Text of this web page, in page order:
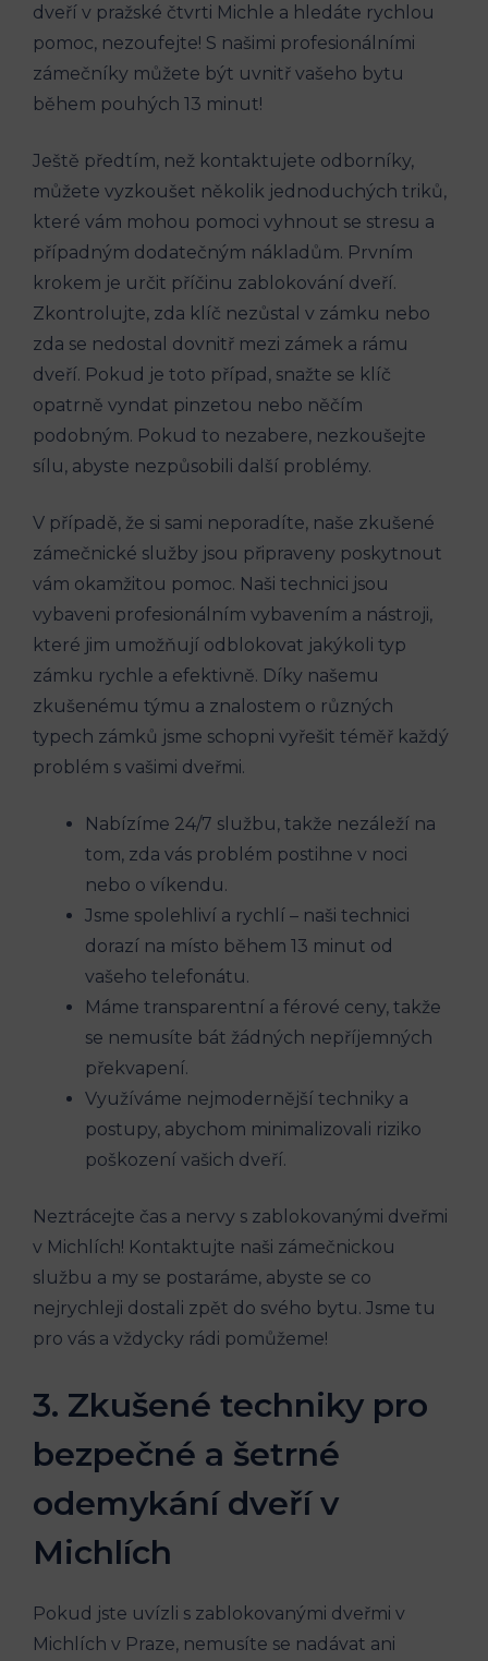
dveří v pražské čtvrti Michle a hledáte rychlou
pomoc, nezoufejte! S našimi profesionálními
zámečníky můžete být uvnitř vašeho bytu
během pouhých 13 minut!
Ještě předtím, než kontaktujete odborníky,
můžete vyzkoušet několik jednoduchých triků,
které vám mohou pomoci vyhnout se stresu a
případným dodatečným nákladům. Prvním
krokem je určit příčinu zablokování dveří.
Zkontrolujte, zda klíč nezůstal v zámku nebo
zda se nedostal dovnitř mezi zámek a rámu
dveří. Pokud je toto případ, snažte se klíč
opatrně vyndat pinzetou nebo něčím
podobným. Pokud to nezabere, nezkoušejte
sílu, abyste nezpůsobili další problémy.
V případě, že si sami neporadíte, naše zkušené
zámečnické služby jsou připraveny poskytnout
vám okamžitou pomoc. Naši technici jsou
vybaveni profesionálním vybavením a nástroji,
které jim umožňují odblokovat jakýkoli typ
zámku rychle a efektivně. Díky našemu
zkušenému týmu a znalostem o různých
typech zámků jsme schopni vyřešit téměř každý
problém s vašimi dveřmi.
Nabízíme 24/7 službu, takže nezáleží na
tom, zda vás problém postihne v noci
nebo o víkendu.
Jsme spolehliví a rychlí – naši technici
dorazí na místo během 13 minut od
vašeho telefonátu.
Máme transparentní a férové ceny, takže
se nemusíte bát žádných nepříjemných
překvapení.
Využíváme nejmodernější techniky a
postupy, abychom minimalizovali riziko
poškození vašich dveří.
Neztrácejte čas a nervy s zablokovanými dveřmi
v Michlích! Kontaktujte naši zámečnickou
službu a my se postaráme, abyste se co
nejrychleji dostali zpět do svého bytu. Jsme tu
pro vás a vždycky rádi pomůžeme!
3. Zkušené techniky pro
bezpečné a šetrné
odemykání dveří v
Michlích
Pokud jste uvízli s zablokovanými dveřmi v
Michlích v Praze, nemusíte se nadávat ani